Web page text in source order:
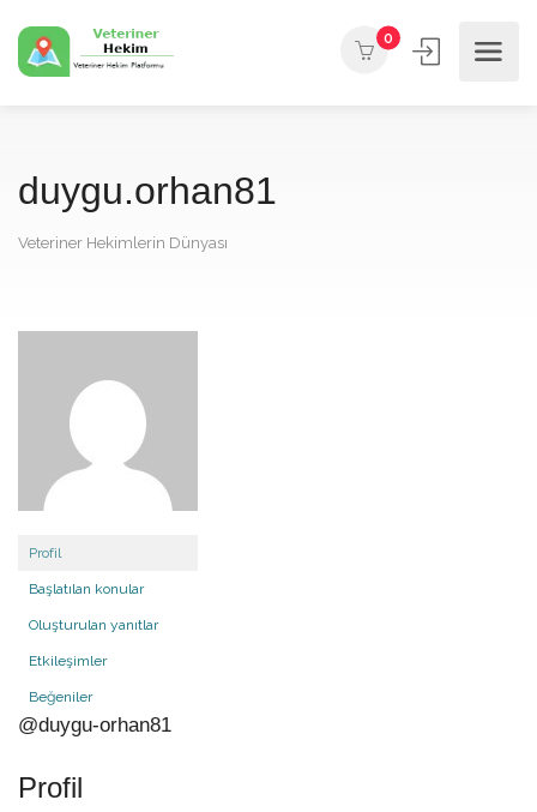
0
duygu.orhan81
Veteriner Hekimlerin Dünyası
Profil
Başlatılan konular
Oluşturulan yanıtlar
Etkileşimler
Beğeniler
@duygu-orhan81
Profil